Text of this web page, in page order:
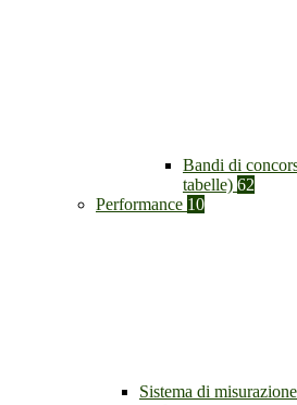
Bandi di
tabelle) 62
Performance 10
Sistema di